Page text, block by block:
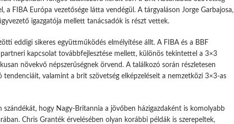
a FIBA Európa vezetősége látta vendégül. A tárgyaláson Jorge Garbajosa,
igazgatója mellett tanácsadók is részt vettek.
eddigi sikeres együttműködés elmélyítése állt. A FIBA és a BBF
kapcsolat továbbfejlesztése mellett, különös tekintettel a 3×3
növekvő népszerűségnek örvend. A találkozó során részletesen
valamint a brit szövetség elképzeléseit a nemzetközi 3×3-as
hogy Nagy-Britannia a jövőben házigazdaként is komolyabb
Chris Granték érvelésében olyan korábbi példák is szerepeltek,